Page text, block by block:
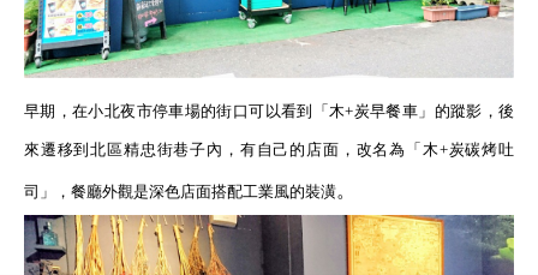
早期，在小北夜市停車場的街口可以看到「木+炭早餐車」的蹤影，後
來遷移到北區精忠街巷子內，有自己的店面，改名為「木+炭碳烤吐
司」，餐廳外觀是深色店面搭配工業風的裝潢。